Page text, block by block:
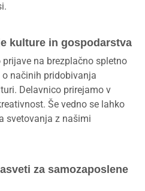
kulture in gospodarstva
na brezplačno spletno
načinih pridobivanja
Delavnico prirejamo v
Še vedno se lahko
svetovanja z našimi
za samozaposlene